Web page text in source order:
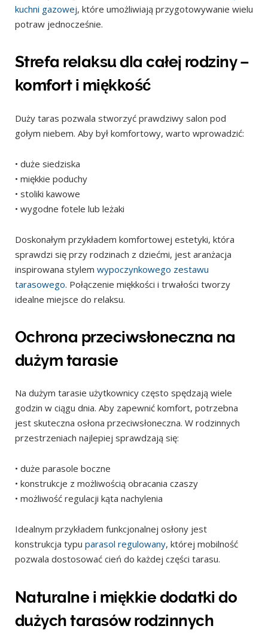
kuchni gazowej, które umożliwiają przygotowywanie wielu
potraw jednocześnie.
Strefa relaksu dla całej rodziny –
komfort i miękkość
Duży taras pozwala stworzyć prawdziwy salon pod
gołym niebem. Aby był komfortowy, warto wprowadzić:
• duże siedziska
• miękkie poduchy
• stoliki kawowe
• wygodne fotele lub leżaki
Doskonałym przykładem komfortowej estetyki, która
sprawdzi się przy rodzinach z dziećmi, jest aranżacja
inspirowana stylem wypoczynkowego zestawu
tarasowego. Połączenie miękkości i trwałości tworzy
idealne miejsce do relaksu.
Ochrona przeciwsłoneczna na
dużym tarasie
Na dużym tarasie użytkownicy często spędzają wiele
godzin w ciągu dnia. Aby zapewnić komfort, potrzebna
jest skuteczna osłona przeciwsłoneczna. W rodzinnych
przestrzeniach najlepiej sprawdzają się:
• duże parasole boczne
• konstrukcje z możliwością obracania czaszy
• możliwość regulacji kąta nachylenia
Idealnym przykładem funkcjonalnej osłony jest
konstrukcja typu parasol regulowany, której mobilność
pozwala dostosować cień do każdej części tarasu.
Naturalne i miękkie dodatki do
dużych tarasów rodzinnych